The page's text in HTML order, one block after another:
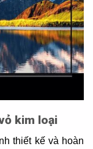
kim loại
thiết kế và hoàn